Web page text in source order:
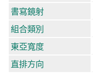
書寫鏡射
組合類別
東亞寬度
直排方向